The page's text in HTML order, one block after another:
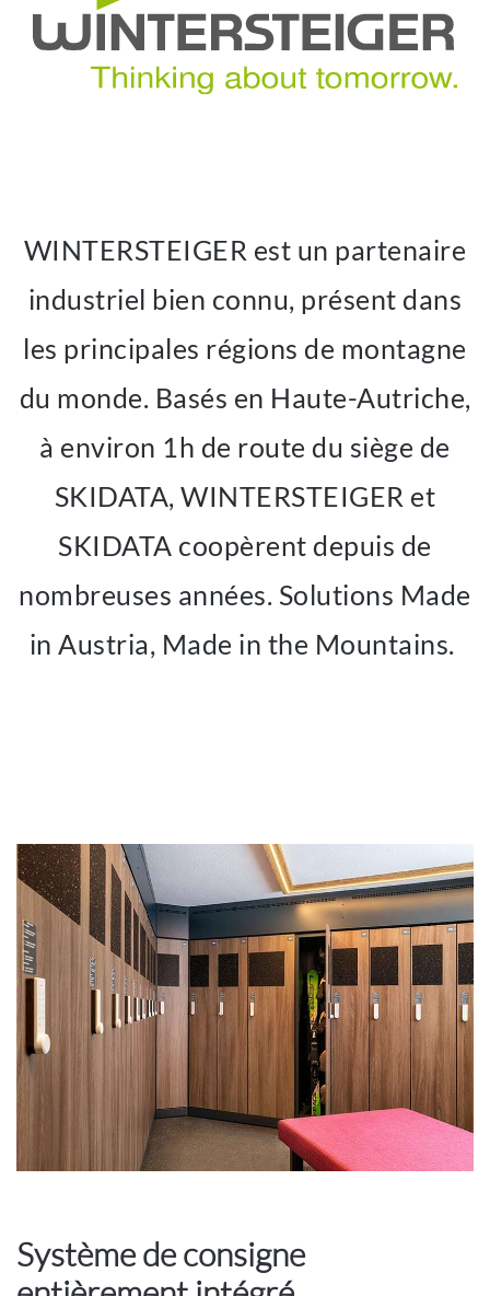
WINTERSTEIGER est un partenaire
industriel bien connu, présent dans
les principales régions de montagne
du monde. Basés en Haute-Autriche,
à environ 1h de route du siège de
SKIDATA, WINTERSTEIGER et
SKIDATA coopèrent depuis de
nombreuses années. Solutions Made
in Austria, Made in the Mountains.
Système de consigne